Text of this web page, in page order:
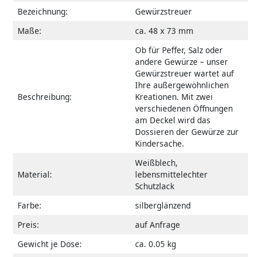
Bezeichnung:
Gewürzstreuer
Maße:
ca. 48 x 73 mm
Beschreibung:
Ob für Peffer, Salz oder
andere Gewürze – unser
Gewürzstreuer wartet auf
Ihre außergewöhnlichen
Kreationen. Mit zwei
verschiedenen Öffnungen
am Deckel wird das
Dossieren der Gewürze zur
Kindersache.
Material:
Weißblech,
lebensmittelechter
Schutzlack
Farbe:
silberglänzend
Preis:
auf Anfrage
Gewicht je Dose:
ca. 0.05 kg